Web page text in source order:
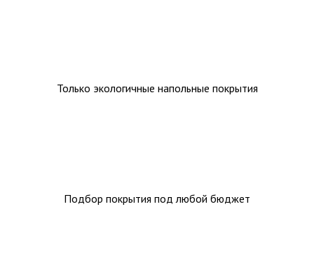
Только экологичные напольные покрытия
Подбор покрытия под любой бюджет